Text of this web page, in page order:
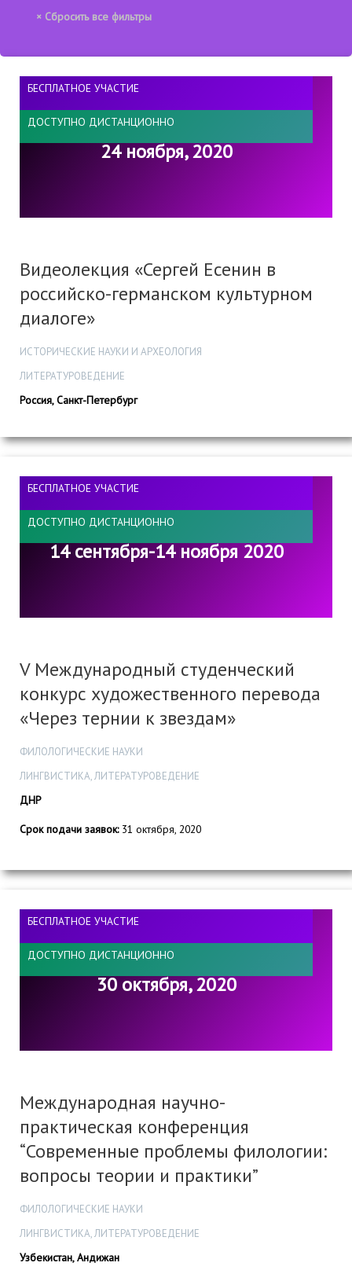
БЕСПЛАТНОЕ УЧАСТИЕ
ДОСТУПНО ДИСТАНЦИОННО
24 ноября, 2020
Видеолекция «Сергей Есенин в
российско-германском культурном
диалоге»
ИСТОРИЧЕСКИЕ НАУКИ И АРХЕОЛОГИЯ
ЛИТЕРАТУРОВЕДЕНИЕ
Россия, Санкт-Петербург
БЕСПЛАТНОЕ УЧАСТИЕ
ДОСТУПНО ДИСТАНЦИОННО
14 сентября-14 ноября 2020
V Международный студенческий
конкурс художественного перевода
«Через тернии к звездам»
ФИЛОЛОГИЧЕСКИЕ НАУКИ
ЛИНГВИСТИКА, ЛИТЕРАТУРОВЕДЕНИЕ
ДНР
Срок подачи заявок:31 октября, 2020
БЕСПЛАТНОЕ УЧАСТИЕ
ДОСТУПНО ДИСТАНЦИОННО
30 октября, 2020
Международная научно-
практическая конференция
“Современные проблемы филологии:
вопросы теории и практики”
ФИЛОЛОГИЧЕСКИЕ НАУКИ
ЛИНГВИСТИКА, ЛИТЕРАТУРОВЕДЕНИЕ
Узбекистан, Андижан